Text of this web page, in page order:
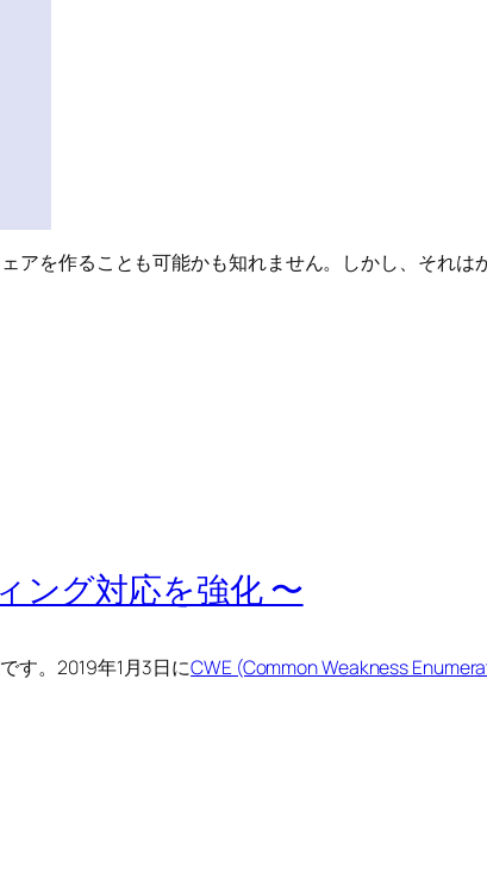
を作ることも可能かも知れません。しかし、それは
ング対応を強化 〜
す。2019年1月3日にCWE (Common Weakness